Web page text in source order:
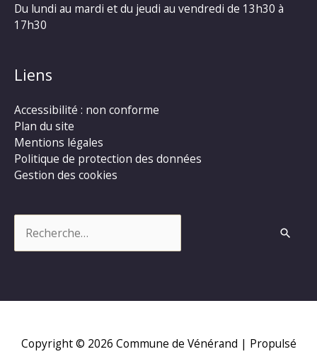
Du lundi au mardi et du jeudi au vendredi de 13h30 à
17h30
Liens
Accessibilité : non conforme
Plan du site
Mentions légales
Politique de protection des données
Gestion des cookies
Copyright © 2026 Commune de Vénérand | Propulsé